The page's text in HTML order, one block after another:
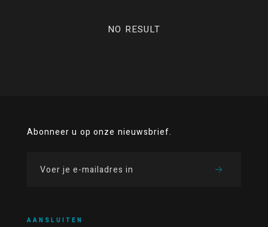
NO RESULT
Abonneer u op onze nieuwsbrief.
AANSLUITEN